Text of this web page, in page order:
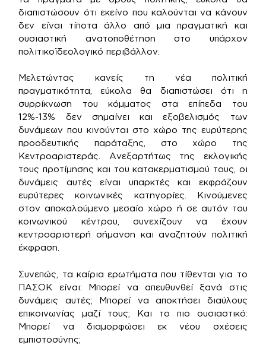
διαπιστώσουν ότι εκείνο που καλούνται να κάνουν
δεν είναι τίποτα άλλο από μια πραγματική και
ουσιαστική ανατοποθέτηση στο υπάρχον
πολιτικοϊδεολογικό περιβάλλον.
Μελετώντας κανείς τη νέα πολιτική
πραγματικότητα, εύκολα θα διαπιστώσει ότι η
συρρίκνωση του κόμματος στα επίπεδα του
12%-13% δεν σημαίνει και εξοβελισμός των
δυνάμεων που κινούνται στο χώρο της ευρύτερης
προοδευτικής παράταξης, στο χώρο της
Κεντροαριστεράς. Ανεξαρτήτως της εκλογικής
τους προτίμησης και του κατακερματισμού τους, οι
δυνάμεις αυτές είναι υπαρκτές και εκφράζουν
ευρύτερες κοινωνικές κατηγορίες. Κινούμενες
στον αποκαλούμενο μεσαίο χώρο ή σε αυτόν του
κοινωνικού κέντρου, συνεχίζουν να έχουν
κεντροαριστερή σήμανση και αναζητούν πολιτική
έκφραση.
Συνεπώς, τα καίρια ερωτήματα που τίθενται για το
ΠΑΣΟΚ είναι: Μπορεί να απευθυνθεί ξανά στις
δυνάμεις αυτές; Μπορεί να αποκτήσει διαύλους
επικοινωνίας μαζί τους; Και το πιο ουσιαστικό:
Μπορεί να διαμορφώσει εκ νέου σχέσεις
εμπιστοσύνης;